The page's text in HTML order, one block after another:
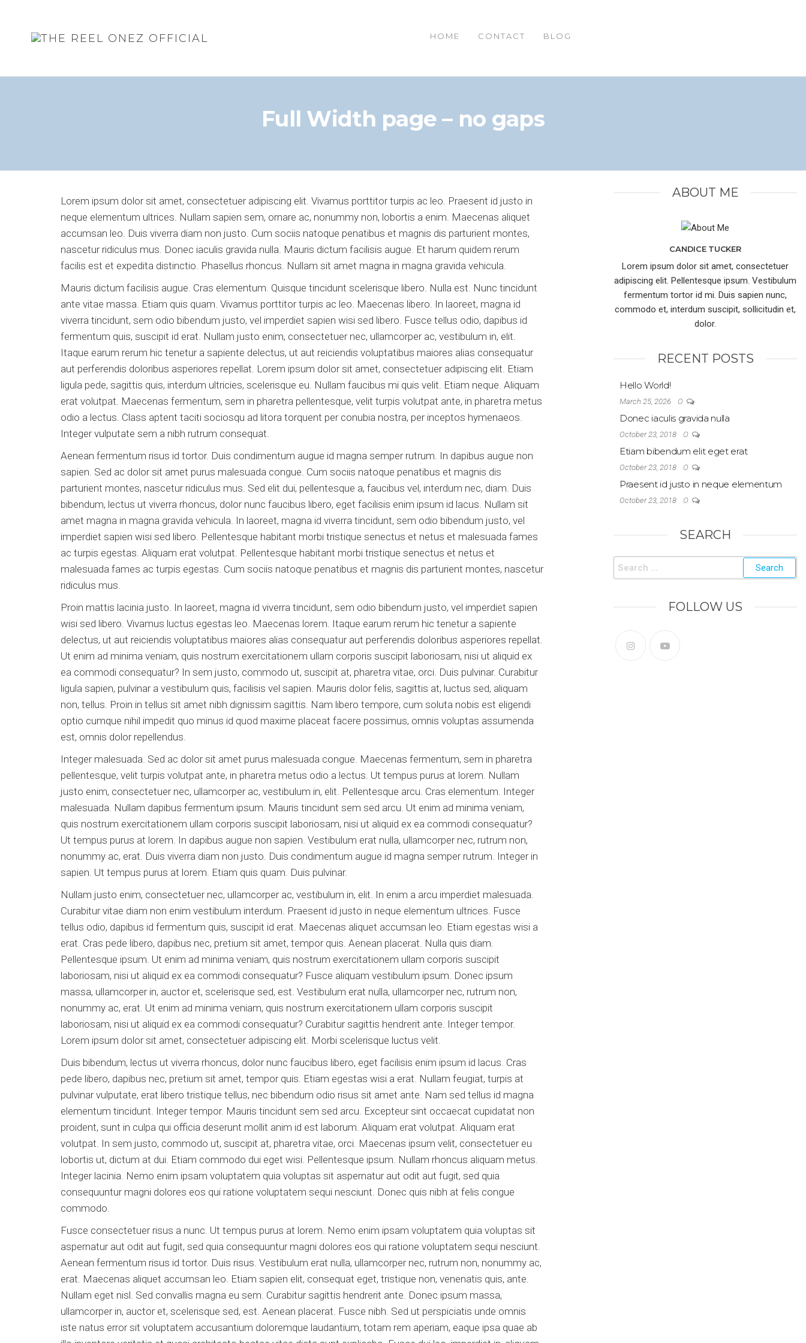
OFFICIAL
HOME CONTACT BLOG
Full Width page – no gaps
Lorem ipsum dolor sit amet, consectetuer adipiscing elit. Vivamus porttitor turpis ac leo. Praesent id justo in
neque elementum ultrices. Nullam sapien sem, ornare ac, nonummy non, lobortis a enim. Maecenas aliquet
accumsan leo. Duis viverra diam non justo. Cum sociis natoque penatibus et magnis dis parturient montes,
nascetur ridiculus mus. Donec iaculis gravida nulla. Mauris dictum facilisis augue. Et harum quidem rerum
facilis est et expedita distinctio. Phasellus rhoncus. Nullam sit amet magna in magna gravida vehicula.
Mauris dictum facilisis augue. Cras elementum. Quisque tincidunt scelerisque libero. Nulla est. Nunc tincidunt
ante vitae massa. Etiam quis quam. Vivamus porttitor turpis ac leo. Maecenas libero. In laoreet, magna id
viverra tincidunt, sem odio bibendum justo, vel imperdiet sapien wisi sed libero. Fusce tellus odio, dapibus id
fermentum quis, suscipit id erat. Nullam justo enim, consectetuer nec, ullamcorper ac, vestibulum in, elit.
Itaque earum rerum hic tenetur a sapiente delectus, ut aut reiciendis voluptatibus maiores alias consequatur
aut perferendis doloribus asperiores repellat. Lorem ipsum dolor sit amet, consectetuer adipiscing elit. Etiam
ligula pede, sagittis quis, interdum ultricies, scelerisque eu. Nullam faucibus mi quis velit. Etiam neque. Aliquam
erat volutpat. Maecenas fermentum, sem in pharetra pellentesque, velit turpis volutpat ante, in pharetra metus
odio a lectus. Class aptent taciti sociosqu ad litora torquent per conubia nostra, per inceptos hymenaeos.
Integer vulputate sem a nibh rutrum consequat.
Aenean fermentum risus id tortor. Duis condimentum augue id magna semper rutrum. In dapibus augue non
sapien. Sed ac dolor sit amet purus malesuada congue. Cum sociis natoque penatibus et magnis dis
parturient montes, nascetur ridiculus mus. Sed elit dui, pellentesque a, faucibus vel, interdum nec, diam. Duis
bibendum, lectus ut viverra rhoncus, dolor nunc faucibus libero, eget facilisis enim ipsum id lacus. Nullam sit
amet magna in magna gravida vehicula. In laoreet, magna id viverra tincidunt, sem odio bibendum justo, vel
imperdiet sapien wisi sed libero. Pellentesque habitant morbi tristique senectus et netus et malesuada fames
ac turpis egestas. Aliquam erat volutpat. Pellentesque habitant morbi tristique senectus et netus et
malesuada fames ac turpis egestas. Cum sociis natoque penatibus et magnis dis parturient montes, nascetur
ridiculus mus.
Proin mattis lacinia justo. In laoreet, magna id viverra tincidunt, sem odio bibendum justo, vel imperdiet sapien
wisi sed libero. Vivamus luctus egestas leo. Maecenas lorem. Itaque earum rerum hic tenetur a sapiente
delectus, ut aut reiciendis voluptatibus maiores alias consequatur aut perferendis doloribus asperiores repellat.
Ut enim ad minima veniam, quis nostrum exercitationem ullam corporis suscipit laboriosam, nisi ut aliquid ex
ea commodi consequatur? In sem justo, commodo ut, suscipit at, pharetra vitae, orci. Duis pulvinar. Curabitur
ligula sapien, pulvinar a vestibulum quis, facilisis vel sapien. Mauris dolor felis, sagittis at, luctus sed, aliquam
non, tellus. Proin in tellus sit amet nibh dignissim sagittis. Nam libero tempore, cum soluta nobis est eligendi
optio cumque nihil impedit quo minus id quod maxime placeat facere possimus, omnis voluptas assumenda
est, omnis dolor repellendus.
Integer malesuada. Sed ac dolor sit amet purus malesuada congue. Maecenas fermentum, sem in pharetra
pellentesque, velit turpis volutpat ante, in pharetra metus odio a lectus. Ut tempus purus at lorem. Nullam
justo enim, consectetuer nec, ullamcorper ac, vestibulum in, elit. Pellentesque arcu. Cras elementum. Integer
malesuada. Nullam dapibus fermentum ipsum. Mauris tincidunt sem sed arcu. Ut enim ad minima veniam,
quis nostrum exercitationem ullam corporis suscipit laboriosam, nisi ut aliquid ex ea commodi consequatur?
Ut tempus purus at lorem. In dapibus augue non sapien. Vestibulum erat nulla, ullamcorper nec, rutrum non,
nonummy ac, erat. Duis viverra diam non justo. Duis condimentum augue id magna semper rutrum. Integer in
sapien. Ut tempus purus at lorem. Etiam quis quam. Duis pulvinar.
Nullam justo enim, consectetuer nec, ullamcorper ac, vestibulum in, elit. In enim a arcu imperdiet malesuada.
Curabitur vitae diam non enim vestibulum interdum. Praesent id justo in neque elementum ultrices. Fusce
tellus odio, dapibus id fermentum quis, suscipit id erat. Maecenas aliquet accumsan leo. Etiam egestas wisi a
erat. Cras pede libero, dapibus nec, pretium sit amet, tempor quis. Aenean placerat. Nulla quis diam.
Pellentesque ipsum. Ut enim ad minima veniam, quis nostrum exercitationem ullam corporis suscipit
laboriosam, nisi ut aliquid ex ea commodi consequatur? Fusce aliquam vestibulum ipsum. Donec ipsum
massa, ullamcorper in, auctor et, scelerisque sed, est. Vestibulum erat nulla, ullamcorper nec, rutrum non,
nonummy ac, erat. Ut enim ad minima veniam, quis nostrum exercitationem ullam corporis suscipit
laboriosam, nisi ut aliquid ex ea commodi consequatur? Curabitur sagittis hendrerit ante. Integer tempor.
Lorem ipsum dolor sit amet, consectetuer adipiscing elit. Morbi scelerisque luctus velit.
Duis bibendum, lectus ut viverra rhoncus, dolor nunc faucibus libero, eget facilisis enim ipsum id lacus. Cras
pede libero, dapibus nec, pretium sit amet, tempor quis. Etiam egestas wisi a erat. Nullam feugiat, turpis at
pulvinar vulputate, erat libero tristique tellus, nec bibendum odio risus sit amet ante. Nam sed tellus id magna
elementum tincidunt. Integer tempor. Mauris tincidunt sem sed arcu. Excepteur sint occaecat cupidatat non
proident, sunt in culpa qui officia deserunt mollit anim id est laborum. Aliquam erat volutpat. Aliquam erat
volutpat. In sem justo, commodo ut, suscipit at, pharetra vitae, orci. Maecenas ipsum velit, consectetuer eu
lobortis ut, dictum at dui. Etiam commodo dui eget wisi. Pellentesque ipsum. Nullam rhoncus aliquam metus.
Integer lacinia. Nemo enim ipsam voluptatem quia voluptas sit aspernatur aut odit aut fugit, sed quia
consequuntur magni dolores eos qui ratione voluptatem sequi nesciunt. Donec quis nibh at felis congue
commodo.
Fusce consectetuer risus a nunc. Ut tempus purus at lorem. Nemo enim ipsam voluptatem quia voluptas sit
aspernatur aut odit aut fugit, sed quia consequuntur magni dolores eos qui ratione voluptatem sequi nesciunt.
Aenean fermentum risus id tortor. Duis risus. Vestibulum erat nulla, ullamcorper nec, rutrum non, nonummy ac,
erat. Maecenas aliquet accumsan leo. Etiam sapien elit, consequat eget, tristique non, venenatis quis, ante.
Nullam eget nisl. Sed convallis magna eu sem. Curabitur sagittis hendrerit ante. Donec ipsum massa,
ullamcorper in, auctor et, scelerisque sed, est. Aenean placerat. Fusce nibh. Sed ut perspiciatis unde omnis
iste natus error sit voluptatem accusantium doloremque laudantium, totam rem aperiam, eaque ipsa quae ab
ABOUT ME
CANDICE TUCKER
Lorem ipsum dolor sit amet, consectetuer
adipiscing elit. Pellentesque ipsum. Vestibulum
fermentum tortor id mi. Duis sapien nunc,
commodo et, interdum suscipit, sollicitudin et,
dolor.
RECENT POSTS
Hello World!
March 25, 2026 0
Donec iaculis gravida nulla
October 23, 2018 0
Etiam bibendum elit eget erat
October 23, 2018 0
Praesent id justo in neque elementum
October 23, 2018 0
SEARCH
FOLLOW US